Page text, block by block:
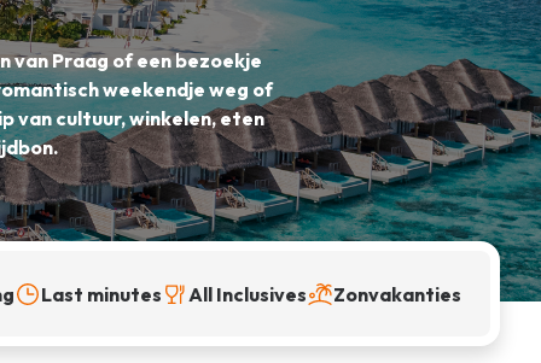
van Praag of een bezoekje
weekendje weg of
van cultuur, winkelen, eten
Last minutes All Inclusives Zonvakanties